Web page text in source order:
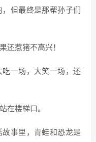
但最终是那帮孙子们
还惹猪不高兴！
一场，大笑一场，还
在楼梯口。
事里，青蛙和恐龙是